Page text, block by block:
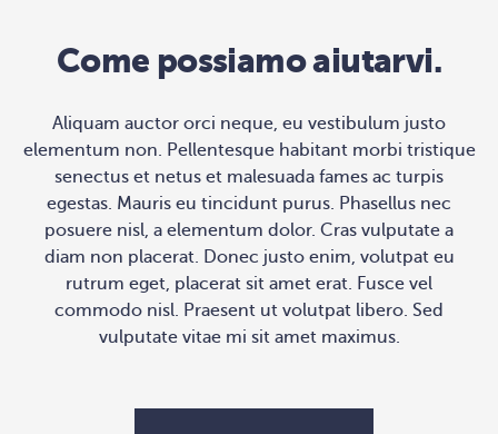
Come possiamo aiutarvi.
Aliquam auctor orci neque, eu vestibulum justo
elementum non. Pellentesque habitant morbi tristique
senectus et netus et malesuada fames ac turpis
egestas. Mauris eu tincidunt purus. Phasellus nec
posuere nisl, a elementum dolor. Cras vulputate a
diam non placerat. Donec justo enim, volutpat eu
rutrum eget, placerat sit amet erat. Fusce vel
commodo nisl. Praesent ut volutpat libero. Sed
vulputate vitae mi sit amet maximus.